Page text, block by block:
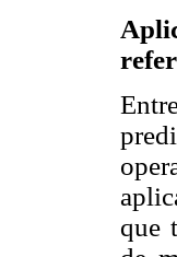
que